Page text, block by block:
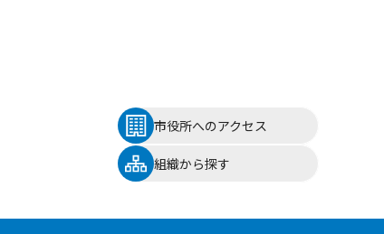
市役所へのアクセス
組織から探す